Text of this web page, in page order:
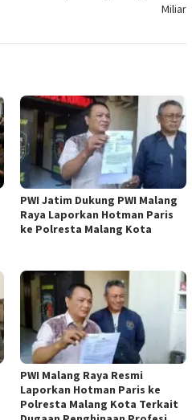
Miliar
PWI Jatim Dukung PWI Malang
Raya Laporkan Hotman Paris
ke Polresta Malang Kota
PWI Malang Raya Resmi
Laporkan Hotman Paris ke
Polresta Malang Kota Terkait